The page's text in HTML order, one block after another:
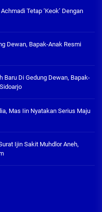
Tetap ‘Keok’ Dengan
Dewan, Bapak-Anak Resmi
Baru Di Gedung Dewan, Bapak-
Mas Iin Nyatakan Serius Maju
Ijin Sakit Muhdlor Aneh,